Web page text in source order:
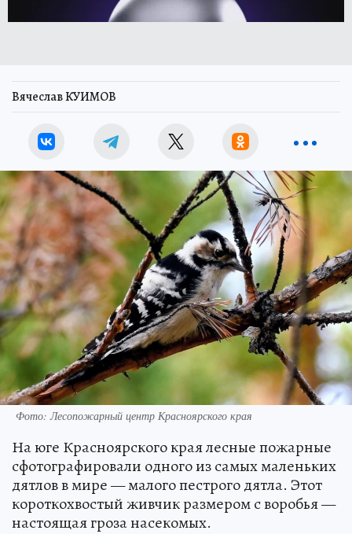
Вячеслав КУИМОВ
Фото: Лесопожарный центр Красноярского края
На юге Красноярского края лесные пожарные
сфотографировали одного из самых маленьких
дятлов в мире — малого пестрого дятла. Этот
короткохвостый живчик размером с воробья —
настоящая гроза насекомых.